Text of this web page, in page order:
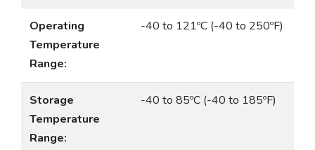
Operating
Temperature
Range:
-40 to 121ºC (-40 to 250ºF)
Storage
Temperature
Range:
-40 to 85ºC (-40 to 185ºF)